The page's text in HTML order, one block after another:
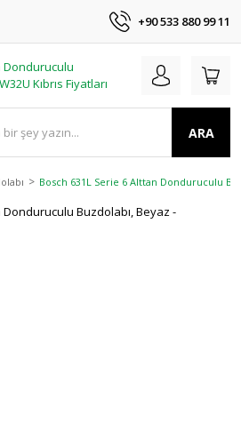
+90 533 880 99 11
ARA
Bosch 631L Serie 6 Alttan Donduruculu